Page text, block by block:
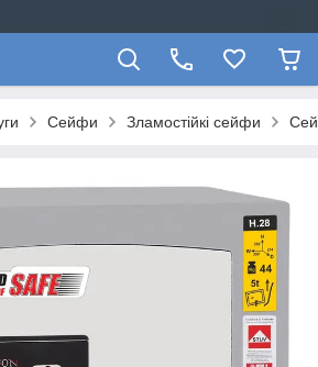
Сейфи Зламостійкі сейфи